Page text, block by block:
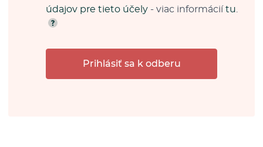
údajov pre tieto účely - viac informácií tu
Prihlásiť sa k odberu